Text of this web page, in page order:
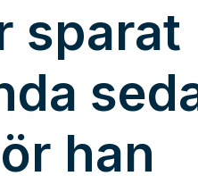
sparat
han